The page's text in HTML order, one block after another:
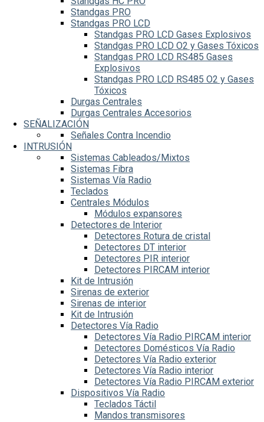
Standgas PRO
Standgas PRO LCD
Standgas PRO LCD Gases Explosivos
Standgas PRO LCD O2 y Gases Tóxicos
Standgas PRO LCD RS485 Gases
Explosivos
Standgas PRO LCD RS485 O2 y Gases
Tóxicos
Durgas Centrales
Durgas Centrales Accesorios
SEÑALIZACIÓN
Señales Contra Incendio
INTRUSIÓN
Sistemas Cableados/Mixtos
Sistemas Fibra
Sistemas Vía Radio
Teclados
Centrales Módulos
Módulos expansores
Detectores de Interior
Detectores Rotura de cristal
Detectores DT interior
Detectores PIR interior
Detectores PIRCAM interior
Kit de Intrusión
Sirenas de exterior
Sirenas de interior
Kit de Intrusión
Detectores Vía Radio
Detectores Vía Radio PIRCAM interior
Detectores Domésticos Vía Radio
Detectores Vía Radio exterior
Detectores Vía Radio interior
Detectores Vía Radio PIRCAM exterior
Dispositivos Vía Radio
Teclados Táctil
Mandos transmisores